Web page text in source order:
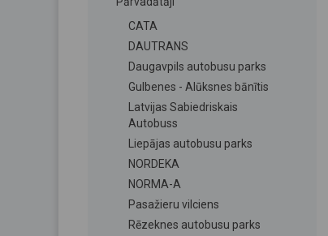
CATA
DAUTRANS
Daugavpils autobusu parks
Gulbenes - Alūksnes bānītis
Latvijas Sabiedriskais
Autobuss
Liepājas autobusu parks
NORDEKA
NORMA-A
Pasažieru vilciens
Rēzeknes autobusu parks